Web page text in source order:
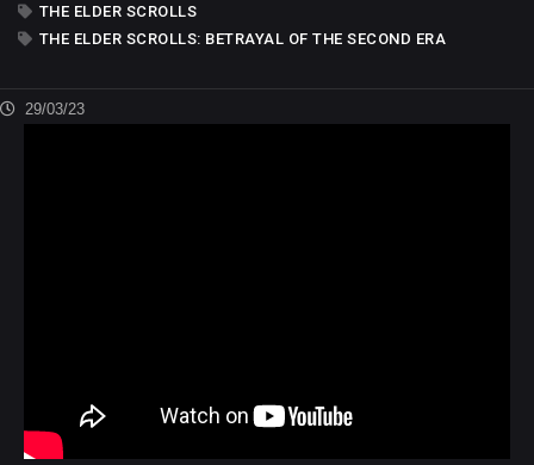
THE ELDER SCROLLS
THE ELDER SCROLLS: BETRAYAL OF THE SECOND ERA
29/03/23